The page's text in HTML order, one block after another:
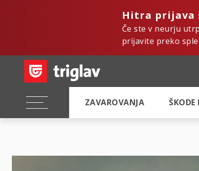
Hitra prijava
Če ste v neurju
prijavite preko
ZAVAROVANJA